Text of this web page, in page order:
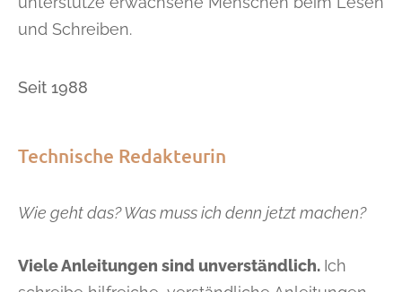
und Schreiben.
Seit 1988
Technische Redakteurin
Wie geht das?Was muss ich denn jetzt machen?
Viele Anleitungen sind unverständlich. Ich